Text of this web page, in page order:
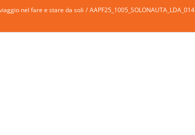
nel fare e stare da soli AAPF25_1005_SOLONAUTA_LDA_014